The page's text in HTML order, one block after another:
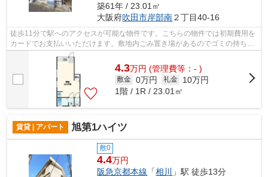
築61年 / 23.01㎡
大阪府吹田市岸部南２丁目40‐16
徒歩11分で駅へのアクセスが可能な物件です。こちらの物件では初期費用を
カードでお支払いいただけます。敷地内ごみ置き場があるのでゴミの持ち運
びの負担を少しでも減らすことができ...
4.3万円 (管理費等：- )
敷金 0万円 礼金
10万円
1階 / 1R / 23.01㎡
賃貸 | アパート 旭第1ハイツ
敷0
4.4万円
阪急京都本線 「相川
」駅 徒歩13分